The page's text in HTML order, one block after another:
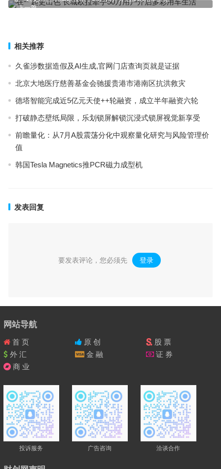
上一篇 喜讯！益盟股份再度获评“企业信用AAA等级企业”
相关推荐
久雀涉数据造假及AI生成,官网门店查询页就是证据
北京大地医疗慈善基金会驰援贵港市港南区抗洪救灾
德塔智能完成近5亿元天使++轮融资，成立半年融资六轮
打破静态壁纸局限，乐划锁屏解锁沉浸式锁屏视觉新享受
前瞻量化：从7月A股震荡分化中观察量化研究与风险管理价
值
韩国Tesla Magnetics推PCR磁力成型机
发表回复
要发表评论，您必须先 登录 。
网站导航
首 页 原 创
股 票
外 汇
金 融
证 券
商 业
投诉服务 广告咨询 洽谈合作